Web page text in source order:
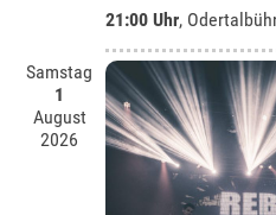
21:00 Uhr,
Samstag
1
August
2026